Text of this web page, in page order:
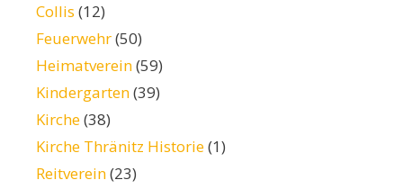
Collis (12)
Feuerwehr(50)
Heimatverein(59)
Kindergarten(39)
Kirche(38)
Kirche Thränitz Historie(1)
Reitverein(23)